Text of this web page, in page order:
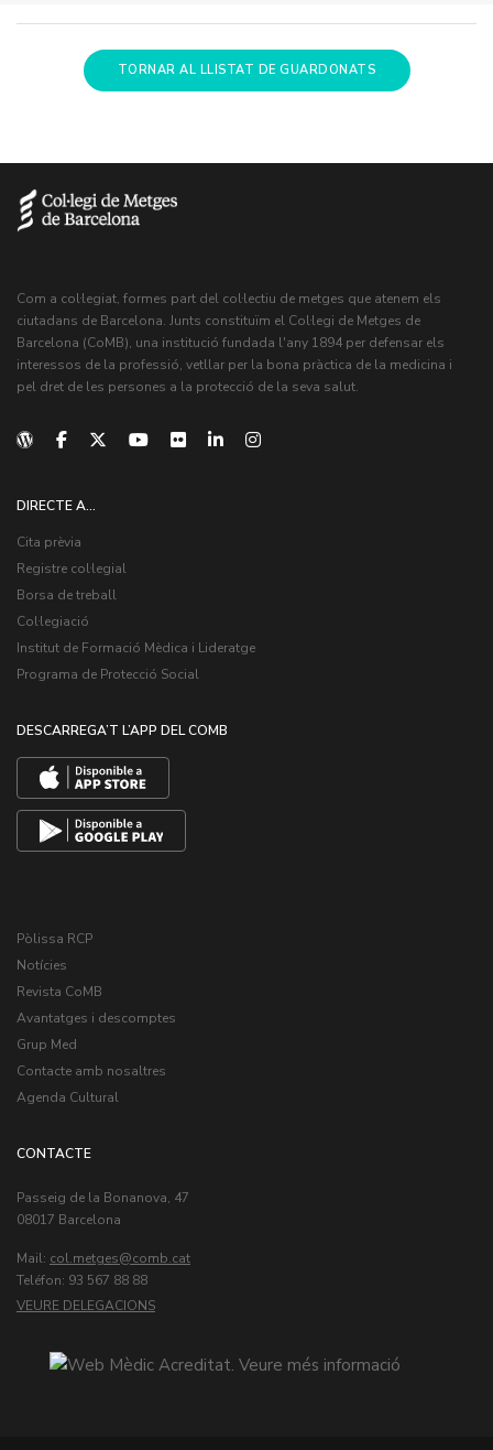
TORNAR AL LLISTAT DE GUARDONATS
Com a col·legiat, formes part del col·lectiu de metges que atenem els
ciutadans de Barcelona. Junts constituïm el Col·legi de Metges de
Barcelona (CoMB), una institució fundada l'any 1894 per defensar els
interessos de la professió, vetllar per la bona pràctica de la medicina i
pel dret de les persones a la protecció de la seva salut.
DIRECTE A...
Cita prèvia
Registre col·legial
Borsa de treball
Col·legiació
Institut de Formació Mèdica i Lideratge
Programa de Protecció Social
DESCARREGA’T L’APP DEL COMB
Pòlissa RCP
Notícies
Revista CoMB
Avantatges i descomptes
Grup Med
Contacte amb nosaltres
Agenda Cultural
CONTACTE
Passeig de la Bonanova, 47
08017 Barcelona
Mail: col.metges
Teléfon: 93 567 88 88
VEURE DELEGACIONS